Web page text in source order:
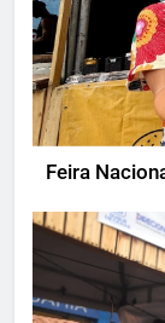
Feira